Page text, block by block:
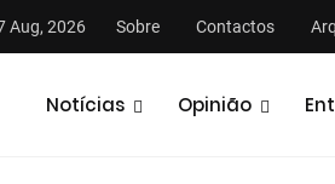
Aug, 2026 Sobre Contactos
Notícias Opinião